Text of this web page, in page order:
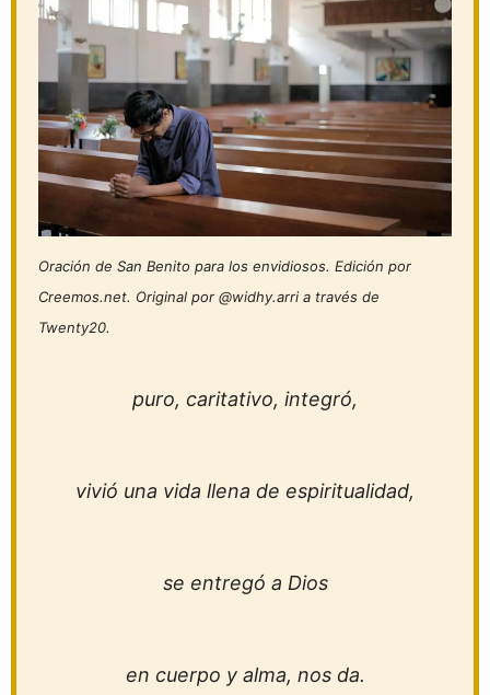
Oración de San Benito para los envidiosos. Edición por
Creemos.net. Original por @widhy.arri a través de
Twenty20.
puro, caritativo, integró,
vivió una vida llena de espiritualidad,
se entregó a Dios
en cuerpo y alma, nos da.